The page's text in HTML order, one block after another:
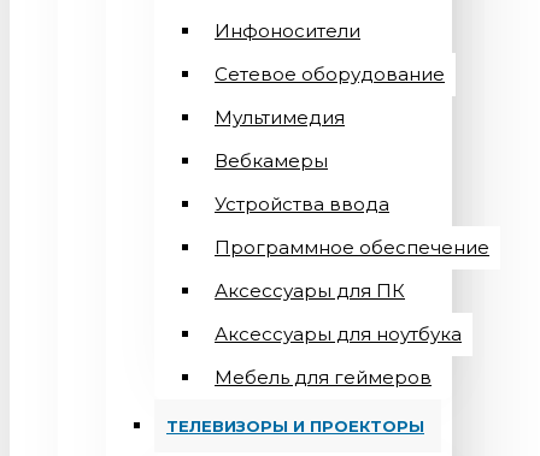
Инфоносители
Сетевое оборудование
Мультимедия
Вебкамеры
Устройства ввода
Программное обеспечение
Аксессуары для ПК
Аксессуары для ноутбука
Мебель для геймеров
ТЕЛЕВИЗОРЫ И ПРОЕКТОРЫ